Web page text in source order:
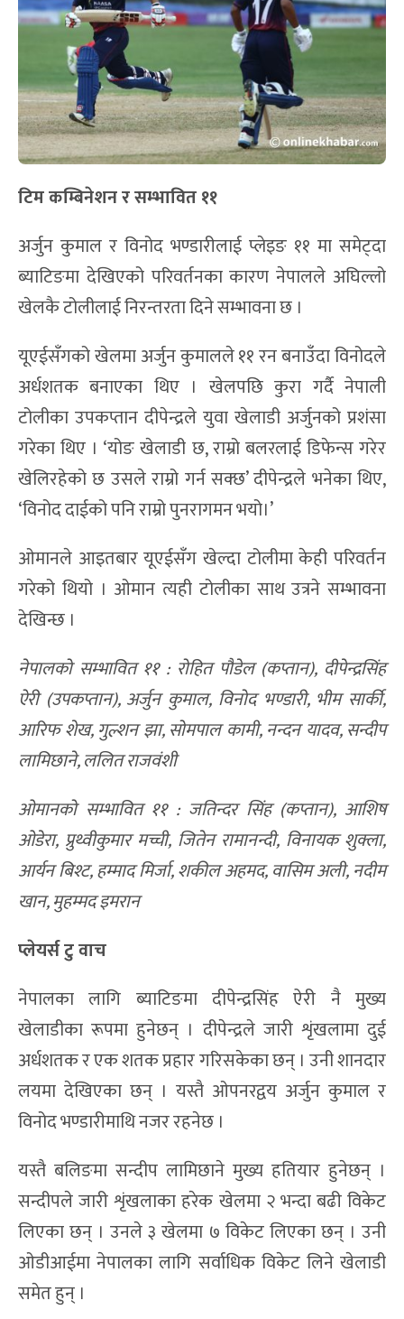
टिम कम्बिनेशन र सम्भावित ११
अर्जुन कुमाल र विनोद भण्डारीलाई प्लेइङ ११ मा समेट्दा
ब्याटिङमा देखिएको परिवर्तनका कारण नेपालले अघिल्लो
खेलकै टोलीलाई निरन्तरता दिने सम्भावना छ ।
यूएईसँगको खेलमा अर्जुन कुमालले ११ रन बनाउँदा विनोदले
अर्धशतक बनाएका थिए । खेलपछि कुरा गर्दै नेपाली
टोलीका उपकप्तान दीपेन्द्रले युवा खेलाडी अर्जुनको प्रशंसा
गरेका थिए । ‘योङ खेलाडी छ, राम्रो बलरलाई डिफेन्स गरेर
खेलिरहेको छ उसले राम्रो गर्न सक्छ’ दीपेन्द्रले भनेका थिए,
‘विनोद दाईको पनि राम्रो पुनरागमन भयो।’
ओमानले आइतबार यूएईसँग खेल्दा टोलीमा केही परिवर्तन
गरेको थियो । ओमान त्यही टोलीका साथ उत्रने सम्भावना
देखिन्छ ।
नेपालको सम्भावित ११ : रोहित पौडेल (कप्तान), दीपेन्द्रसिंह
ऐरी (उपकप्तान), अर्जुन कुमाल, विनोद भण्डारी, भीम सार्की,
आरिफ शेख, गुल्शन झा, सोमपाल कामी, नन्दन यादव, सन्दीप
लामिछाने, ललित राजवंशी
ओमानको सम्भावित ११ : जतिन्दर सिंह (कप्तान), आशिष
ओडेरा, प्रुथ्वीकुमार मच्ची, जितेन रामानन्दी, विनायक शुक्ला,
आर्यन बिश्ट, हम्माद मिर्जा, शकील अहमद, वासिम अली, नदीम
खान, मुहम्मद इमरान
प्लेयर्स टु वाच
नेपालका लागि ब्याटिङमा दीपेन्द्रसिंह ऐरी नै मुख्य
खेलाडीका रूपमा हुनेछन् । दीपेन्द्रले जारी शृंखलामा दुई
अर्धशतक र एक शतक प्रहार गरिसकेका छन् । उनी शानदार
लयमा देखिएका छन् । यस्तै ओपनरद्वय अर्जुन कुमाल र
विनोद भण्डारीमाथि नजर रहनेछ ।
यस्तै बलिङमा सन्दीप लामिछाने मुख्य हतियार हुनेछन् ।
सन्दीपले जारी शृंखलाका हरेक खेलमा २ भन्दा बढी विकेट
लिएका छन् । उनले ३ खेलमा ७ विकेट लिएका छन् । उनी
ओडीआईमा नेपालका लागि सर्वाधिक विकेट लिने खेलाडी
समेत हुन् ।